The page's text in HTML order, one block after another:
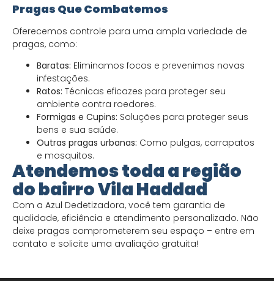
Pragas Que Combatemos
Oferecemos controle para uma ampla variedade de
pragas, como:
Baratas: Eliminamos focos e prevenimos novas
infestações.
Ratos: Técnicas eficazes para proteger seu
ambiente contra roedores.
Formigas e Cupins: Soluções para proteger seus
bens e sua saúde.
Outras pragas urbanas: Como pulgas, carrapatos
e mosquitos.
Atendemos toda a região
do bairro Vila Haddad
Com a Azul Dedetizadora, você tem garantia de
qualidade, eficiência e atendimento personalizado. Não
deixe pragas comprometerem seu espaço – entre em
contato e solicite uma avaliação gratuita!